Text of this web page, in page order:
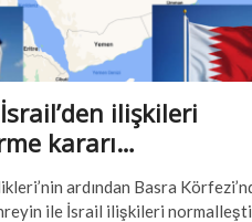
ilişkileri
kararı…
ardından Basra
ile İsrail ilişkileri